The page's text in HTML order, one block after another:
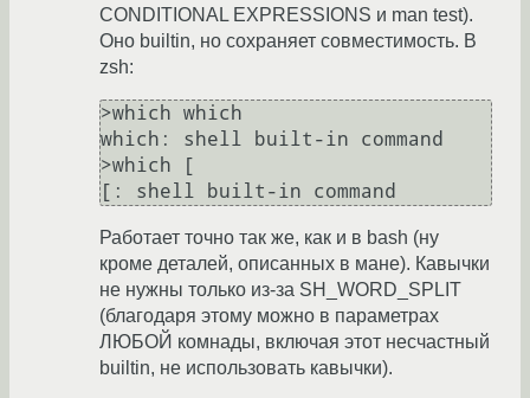
CONDITIONAL EXPRESSIONS и man test).
Оно builtin, но сохраняет совместимость. В
zsh:
>which which
which: shell built-in command
>which [
Работает точно так же, как и в bash (ну
кроме деталей, описанных в мане). Кавычки
не нужны только из-за SH_WORD_SPLIT
(благодаря этому можно в параметрах
ЛЮБОЙ комнады, включая этот несчастный
builtin, не использовать кавычки).